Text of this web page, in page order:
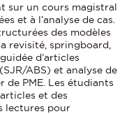
sur un cours magistral
et à l’analyse de cas.
des modèles
revisité, springboard,
d’articles
ABS) et analyse de
de PME. Les étudiants
et des
lectures pour